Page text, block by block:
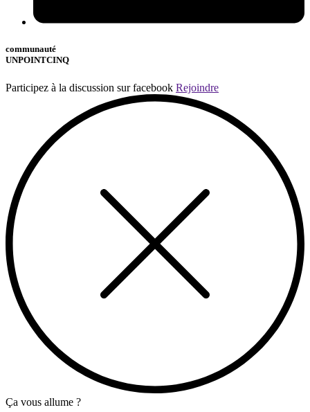
communauté
UNPOINTCINQ
Participez à la discussion sur facebook Rejoindre
Ça vous allume ?